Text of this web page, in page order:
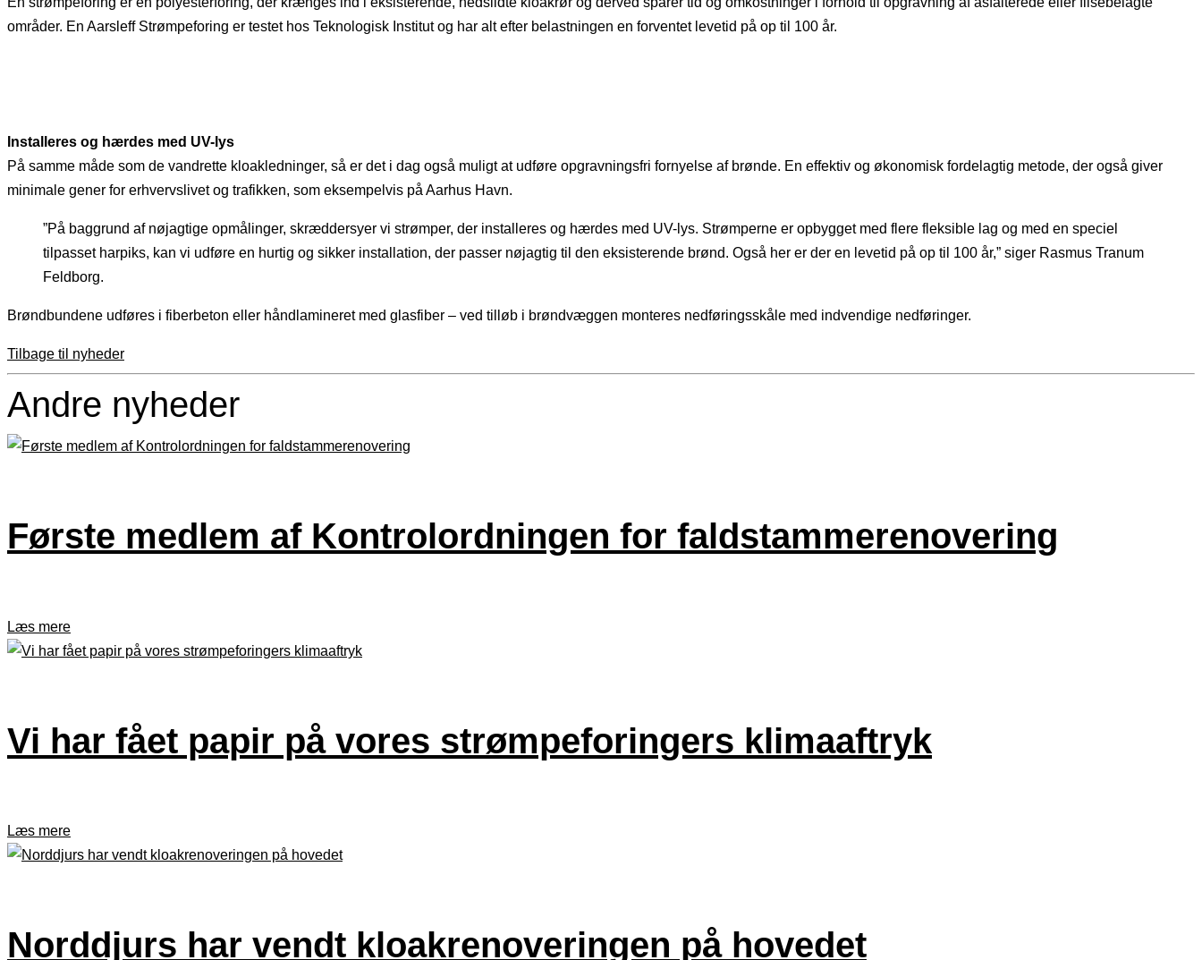
områder. En Aarsleff Strømpeforing er testet hos Teknologisk Institut og har alt efter belastningen en forventet levetid på op til 100 år.
Installeres og hærdes med UV-lys
På samme måde som de vandrette kloakledninger, så er det i dag også muligt at udføre opgravningsfri fornyelse af brønde. En effektiv og økonomisk fordelagtig metode, der også giver
minimale gener for erhvervslivet og trafikken, som eksempelvis på Aarhus Havn.
”På baggrund af nøjagtige opmålinger, skræddersyer vi strømper, der installeres og hærdes med UV-lys. Strømperne er opbygget med flere fleksible lag og med en speciel
tilpasset harpiks, kan vi udføre en hurtig og sikker installation, der passer nøjagtig til den eksisterende brønd. Også her er der en levetid på op til 100 år,” siger Rasmus Tranum
Feldborg.
Brøndbundene udføres i fiberbeton eller håndlamineret med glasfiber – ved tilløb i brøndvæggen monteres nedføringsskåle med indvendige nedføringer.
Tilbage til nyheder
Andre nyheder
Første medlem af Kontrolordningen for faldstammerenovering
Læs mere
Vi har fået papir på vores strømpeforingers klimaaftryk
Læs mere
Norddjurs har vendt kloakrenoveringen på hovedet